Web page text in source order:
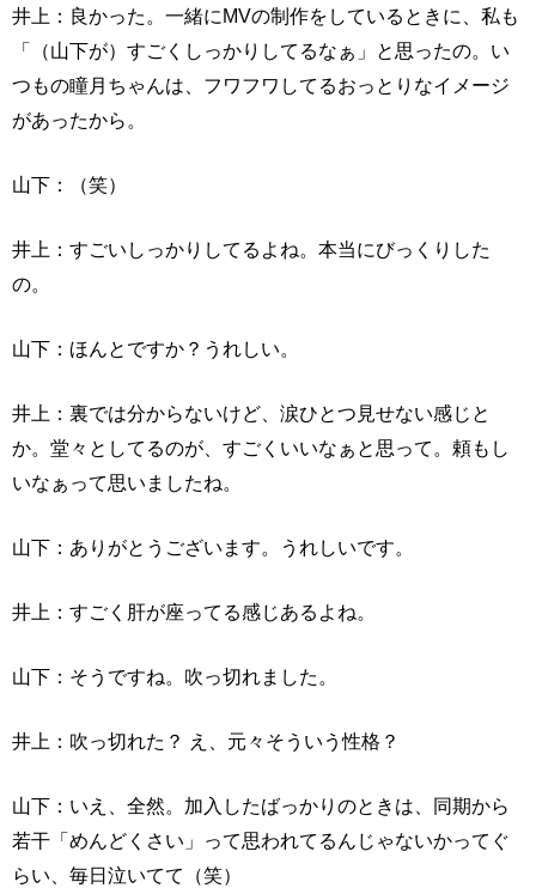
井上：良かった。一緒にMVの制作をしているときに、私も
「（山下が）すごくしっかりしてるなぁ」と思ったの。い
つもの瞳月ちゃんは、フワフワしてるおっとりなイメージ
があったから。
山下：（笑）
井上：すごいしっかりしてるよね。本当にびっくりした
の。
山下：ほんとですか？うれしい。
井上：裏では分からないけど、涙ひとつ見せない感じと
か。堂々としてるのが、すごくいいなぁと思って。頼もし
いなぁって思いましたね。
山下：ありがとうございます。うれしいです。
井上：すごく肝が座ってる感じあるよね。
山下：そうですね。吹っ切れました。
井上：吹っ切れた？ え、元々そういう性格？
山下：いえ、全然。加入したばっかりのときは、同期から
若干「めんどくさい」って思われてるんじゃないかってぐ
らい、毎日泣いてて（笑）